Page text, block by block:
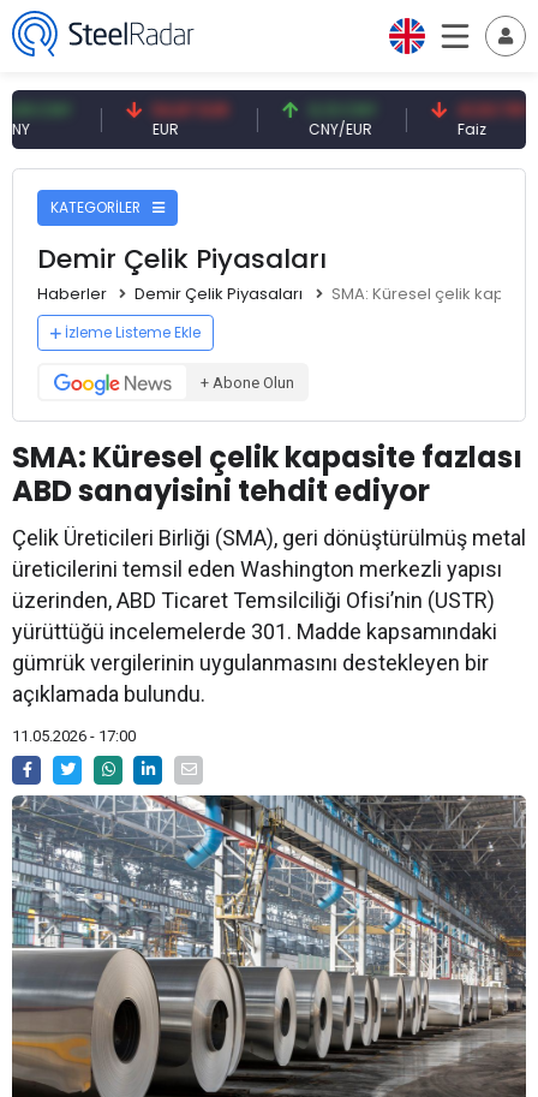
54,87 EUR
EUR
0,13 CNY
CNY/EUR
41,53 TRY
Faiz
KATEGORİLER
Demir Çelik Piyasaları
Haberler Demir Çelik Piyasaları SMA: Küresel çelik
İzleme Listeme Ekle
+ Abone Olun
SMA: Küresel çelik kapasite fazlası
ABD sanayisini tehdit ediyor
Çelik Üreticileri Birliği (SMA), geri dönüştürülmüş metal
üreticilerini temsil eden Washington merkezli yapısı
üzerinden, ABD Ticaret Temsilciliği Ofisi’nin (USTR)
yürüttüğü incelemelerde 301. Madde kapsamındaki
gümrük vergilerinin uygulanmasını destekleyen bir
açıklamada bulundu.
11.05.2026 - 17:00